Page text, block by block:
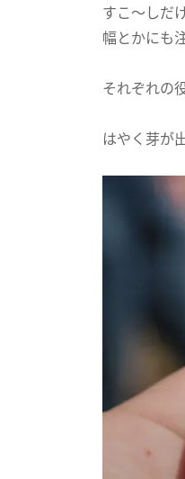
すこ〜しだ
幅とかにも
それぞれの
はやく芽が